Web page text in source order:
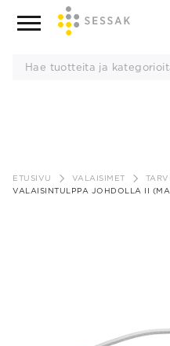
sisältöön
ETUSIVU VALAISIMET
VALAISINTULPPA JOHDOLLA II